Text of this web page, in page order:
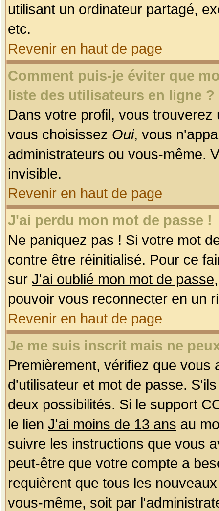
utilisant un ordinateur partagé,
etc.
Revenir en haut de page
Comment puis-je éviter que
liste des utilisateurs en ligne ?
Dans votre profil, vous
vous choisissez Oui, vous
administrateurs ou vous-même.
invisible.
Revenir en haut de page
J'ai perdu mon mot de passe !
Ne paniquez pas ! Si votre mot
contre être réinitialisé. Pour ce
sur J'ai oublié mon mot de passe
pouvoir vous reconnecter en un
Revenir en haut de page
Je me suis inscrit mais ne
Premièrement, vérifiez que
d'utilisateur et mot de passe.
deux possibilités. Si le support
le lien J'ai moins de 13 ans au
suivre les instructions que vous
peut-être que votre compte a
requièrent que tous les
vous-même, soit par